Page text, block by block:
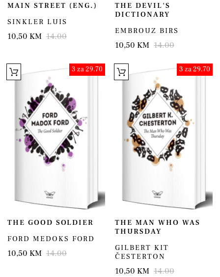
MAIN STREET (ENG.)
SINKLER LUIS
10,50 KM 14.00
THE DEVIL'S
DICTIONARY
EMBROUZ BIRS
10,50 KM 14.00
3 za 29.70
THE GOOD SOLDIER
FORD MEDOKS FORD
10,50 KM 14.00
3 za 29.70
THE MAN WHO WAS
THURSDAY
GILBERT KIT
ČESTERTON
10,50 KM 14.00